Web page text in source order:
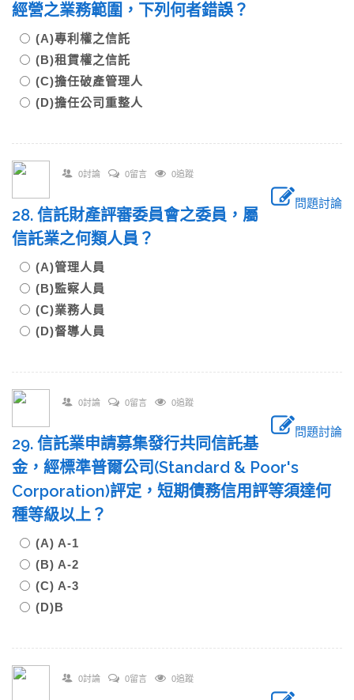
經營之業務範圍，下列何者錯誤？
(A)專利權之信託
(B)租賃權之信託
(C)擔任破產管理人
(D)擔任公司重整人
0討論 0留言 0追蹤
問題討論
28. 信託財產評審委員會之委員，屬
信託業之何類人員？
(A)管理人員
(B)監察人員
(C)業務人員
(D)督導人員
0討論 0留言 0追蹤
問題討論
29. 信託業申請募集發行共同信託基
金，經標準普爾公司(Standard & Poor's
Corporation)評定，短期債務信用評等須達何
種等級以上？
(A) A-1
(B) A-2
(C) A-3
(D)B
0討論 0留言 0追蹤